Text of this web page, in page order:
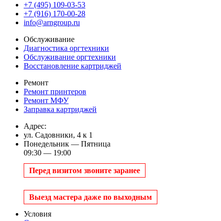
+7 (495) 109-03-53
+7 (916) 170-00-28
info@arngroup.ru
Обслуживание
Диагностика оргтехники
Обслуживание оргтехники
Восстановление картриджей
Ремонт
Ремонт принтеров
Ремонт МФУ
Заправка картриджей
Адрес:
ул. Садовники, 4 к 1
Понедельник — Пятница
09:30 — 19:00
Перед визитом звоните заранее
Выезд мастера даже по выходным
Условия